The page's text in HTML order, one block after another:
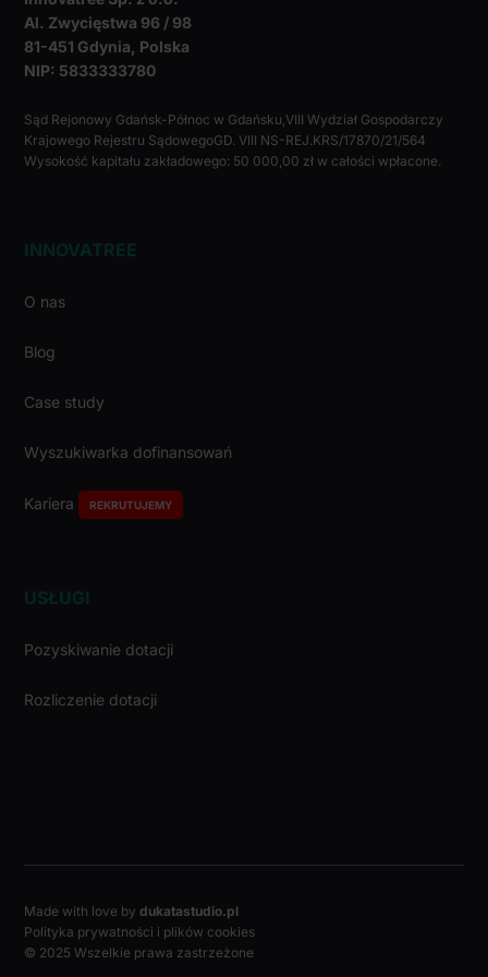
Al. Zwycięstwa 96 / 98
81-451 Gdynia, Polska
NIP: 5833333780
Sąd Rejonowy Gdańsk-Północ w Gdańsku,VIII Wydział Gospodarczy
Krajowego Rejestru SądowegoGD. VIII NS-REJ.KRS/17870/21/564
Wysokość kapitału zakładowego: 50 000,00 zł w całości wpłacone.
INNOVATREE
O nas
Blog
Case study
Wyszukiwarka dofinansowań
Kariera REKRUTUJEMY
USŁUGI
Pozyskiwanie dotacji
Rozliczenie dotacji
Made with love bydukatastudio.pl
Polityka prywatności i plików cookies
© 2025 Wszelkie prawa zastrzeżone